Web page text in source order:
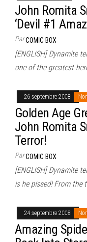
John Romita
‘Devil #1
ParCOMIC BOX
[ENGLISH] Dynamite
one of the greatest
26 septembre 2008 Non
Golden Age
John Romita
Terror!
ParCOMIC BOX
[ENGLISH] Dynamite
is he pissed! From the
24 septembre 2008 Non
Amazing